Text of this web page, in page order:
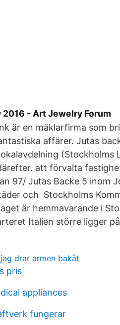
- Art Jewelry Forum
är en mäklarfirma som
affärer. Jutas
(Stockholms
att förvalta
97/ Jutas Backe 5 inom
och Stockholms
är hemmavarande i
Italien större ligger
drar armen bakåt
pris
appliances
fungerar